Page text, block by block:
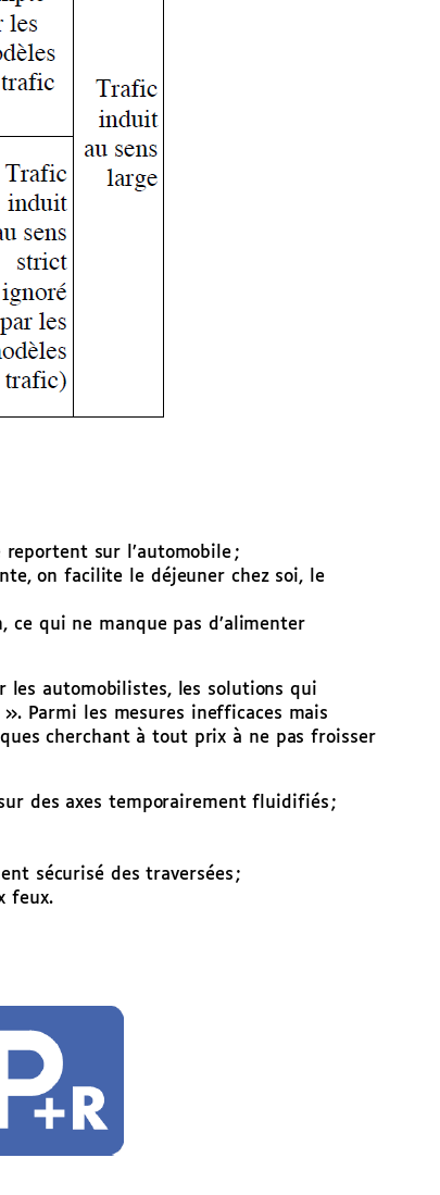
sur l’automobile ;
on facilite le déjeuner chez soi, le
qui ne manque pas d’alimenter
les automobilistes, les solutions qui
Parmi les mesures inefficaces mais
cherchant à tout prix à ne pas froisser
des axes temporairement fluidifiés ;
sécurisé des traversées ;
feux.